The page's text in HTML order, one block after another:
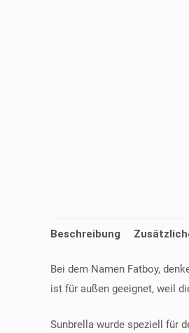
Beschreibung
Bei dem Namen Fatboy,
ist für außen geeignet, weil
Sunbrella wurde speziell für